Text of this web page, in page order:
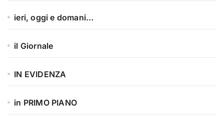
ieri, oggi e domani…
il Giornale
IN EVIDENZA
in PRIMO PIANO